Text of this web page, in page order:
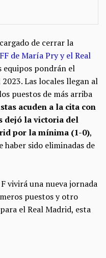
de cerrar la
de María Pry y el Real
equipos pondrán el
Las locales llegan al
puestos de más arriba
acuden a la cita con
dejó la victoria del
por la mínima (1-0),
haber sido eliminadas de
vivirá una nueva jornada
puestos y otro
el Real Madrid, esta